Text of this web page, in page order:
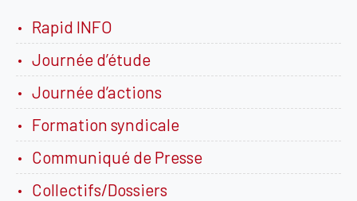
Rapid INFO
Journée d’étude
Journée d’actions
Formation syndicale
Communiqué de Presse
Collectifs/Dossiers